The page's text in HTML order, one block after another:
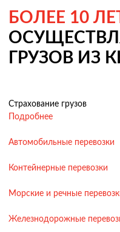
БОЛЕЕ 10
ГРУЗОВ ИЗ
Страхование грузов
Подробнее
Автомобильные перевозки
Контейнерные перевозки
Морские и речные
Железнодорожные